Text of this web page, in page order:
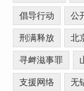
倡导行动 公
刑满释放 北
寻衅滋事罪
支援网络 无